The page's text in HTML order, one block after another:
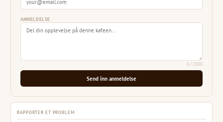
ANMELDELSE
0/ 2000
Send inn anmeldelse
RAPPORTER ET PROBLEM